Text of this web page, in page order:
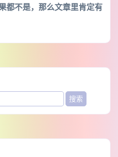
都不是，那么文章里肯定有